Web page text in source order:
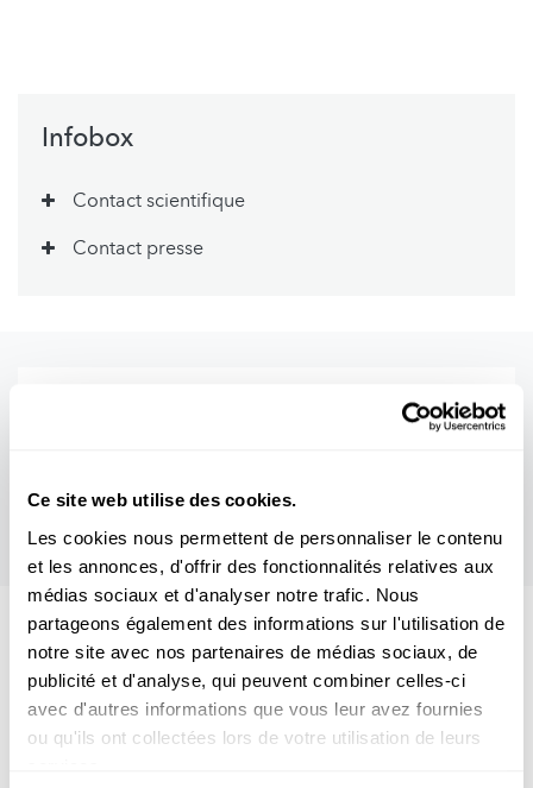
Ce site web utilise des cookies.
Les cookies nous permettent de personnaliser le contenu
et les annonces, d'offrir des fonctionnalités relatives aux
médias sociaux et d'analyser notre trafic. Nous
partageons également des informations sur l'utilisation de
notre site avec nos partenaires de médias sociaux, de
publicité et d'analyse, qui peuvent combiner celles-ci
avec d'autres informations que vous leur avez fournies
ou qu'ils ont collectées lors de votre utilisation de leurs
Infobox
Contact scientifique
Contact presse
Aussi intéréssant
KREBS IMMUNSYSTEM ZELLEN